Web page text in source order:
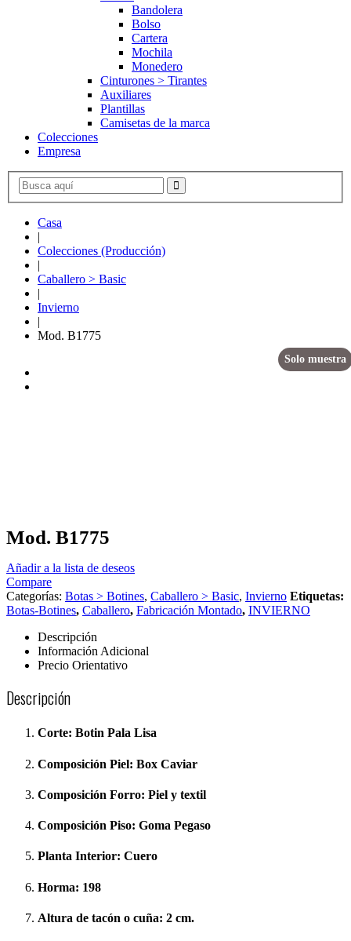
Bandolera
Bolso
Cartera
Mochila
Monedero
Cinturones > Tirantes
Auxiliares
Plantillas
Camisetas de la marca
Colecciones
Empresa
Casa
|
Colecciones (Producción)
|
Caballero > Basic
|
Invierno
|
Mod. B1775
Solo muestra
Mod. B1775
Añadir a la lista de deseos
Compare
Categorías: Botas > Botines, Caballero > Basic, Invierno Etiquetas:
Botas-Botines, Caballero, Fabricación Montado, INVIERNO
Descripción
Información Adicional
Precio Orientativo
Descripción
Corte: Botin Pala Lisa
Composición Piel: Box Caviar
Composición Forro: Piel y textil
Composición Piso: Goma Pegaso
Planta Interior: Cuero
Horma: 198
Altura de tacón o cuña: 2 cm.